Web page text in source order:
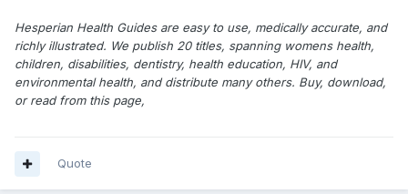
Hesperian Health Guides are easy to use, medically accurate, and
richly illustrated. We publish 20 titles, spanning womens health,
children, disabilities, dentistry, health education, HIV, and
environmental health, and distribute many others. Buy, download,
or read from this page,
Quote